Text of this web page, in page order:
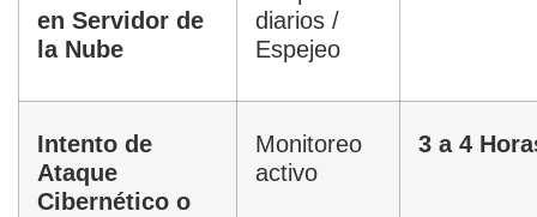
en Servidor de
la Nube
diarios /
Espejeo
Intento de
Ataque
Cibernético o
Monitoreo
activo
3 a 4